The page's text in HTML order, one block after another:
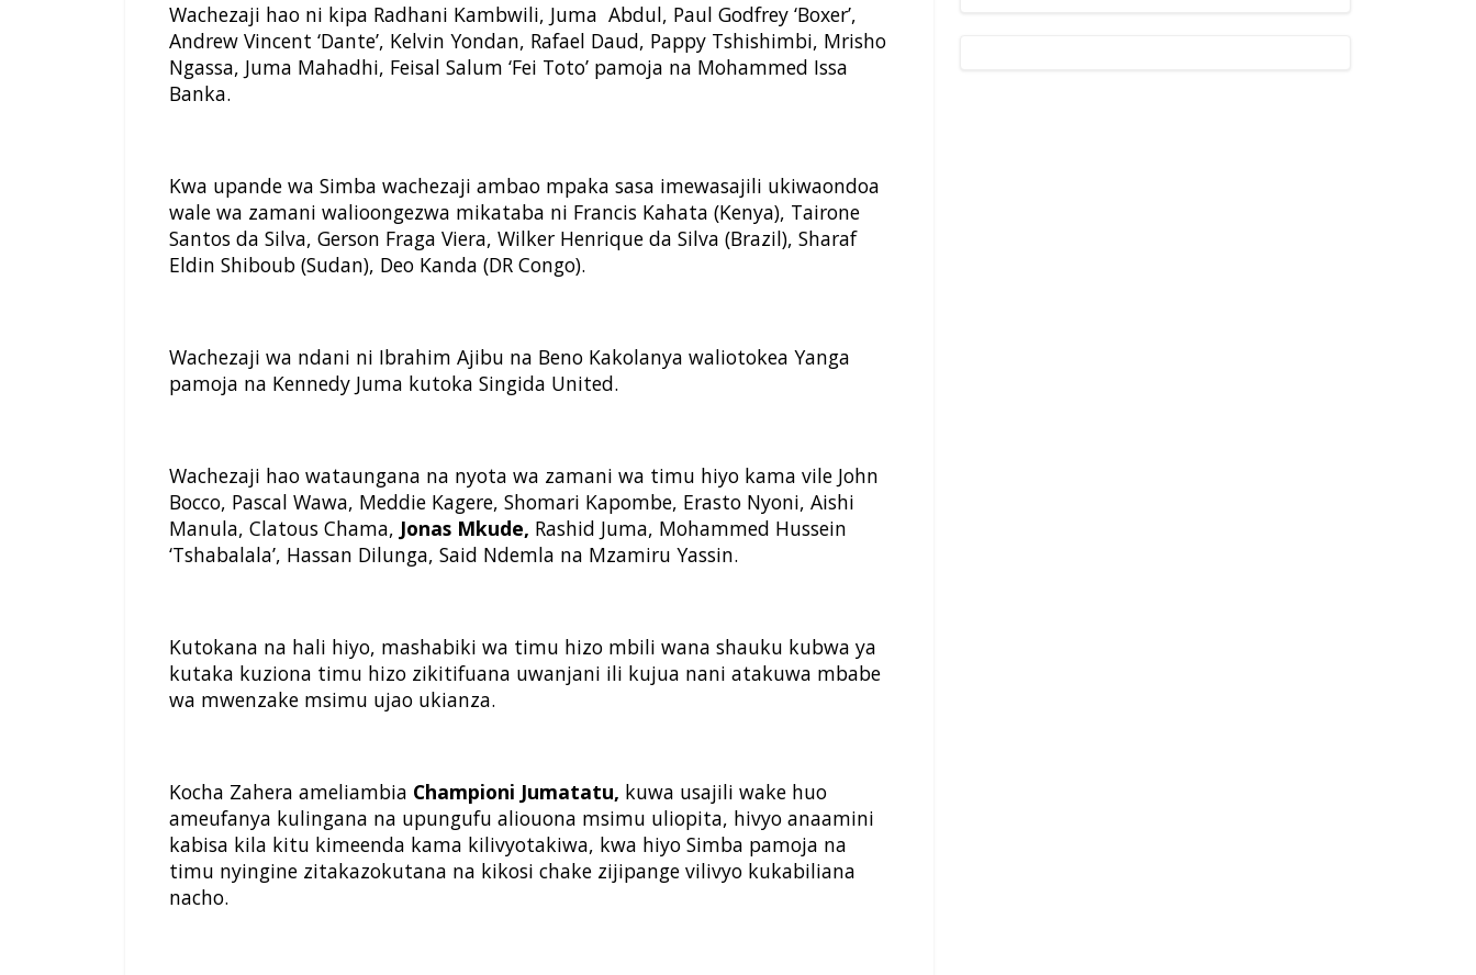
Wachezaji hao ni kipa Radhani Kambwili, Juma Abdul, Paul Godfrey ‘Boxer’,
Andrew Vincent ‘Dante’, Kelvin Yondan, Rafael Daud, Pappy Tshishimbi, Mrisho
Ngassa, Juma Mahadhi, Feisal Salum ‘Fei Toto’ pamoja na Mohammed Issa
Banka.
Kwa upande wa Simba wachezaji ambao mpaka sasa imewasajili ukiwaondoa
wale wa zamani walioongezwa mikataba ni Francis Kahata (Kenya), Tairone
Santos da Silva, Gerson Fraga Viera, Wilker Henrique da Silva (Brazil), Sharaf
Eldin Shiboub (Sudan), Deo Kanda (DR Congo).
Wachezaji wa ndani ni Ibrahim Ajibu na Beno Kakolanya waliotokea Yanga
pamoja na Kennedy Juma kutoka Singida United.
Wachezaji hao wataungana na nyota wa zamani wa timu hiyo kama vile John
Bocco, Pascal Wawa, Meddie Kagere, Shomari Kapombe, Erasto Nyoni, Aishi
Manula, Clatous Chama, Jonas Mkude, Rashid Juma, Mohammed Hussein
‘Tshabalala’, Hassan Dilunga, Said Ndemla na Mzamiru Yassin.
Kutokana na hali hiyo, mashabiki wa timu hizo mbili wana shauku kubwa ya
kutaka kuziona timu hizo zikitifuana uwanjani ili kujua nani atakuwa mbabe
wa mwenzake msimu ujao ukianza.
Kocha Zahera ameliambia Championi Jumatatu, kuwa usajili wake huo
ameufanya kulingana na upungufu aliouona msimu uliopita, hivyo anaamini
kabisa kila kitu kimeenda kama kilivyotakiwa, kwa hiyo Simba pamoja na
timu nyingine zitakazokutana na kikosi chake zijipange vilivyo kukabiliana
nacho.